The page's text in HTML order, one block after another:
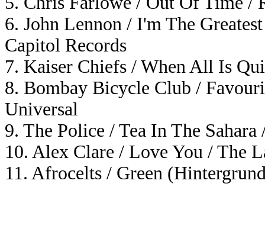
6. John Lennon / I'm The
Capitol Records
7. Kaiser Chiefs / When All Is
8. Bombay Bicycle Club /
Universal
9. The Police / Tea In The
10. Alex Clare / Love You / The
11. Afrocelts / Green